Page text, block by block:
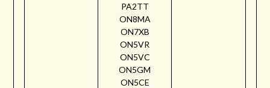
PA2TT
ON8MA
ON7XB
ON5VR
ON5VC
ON5GM
ON5CE